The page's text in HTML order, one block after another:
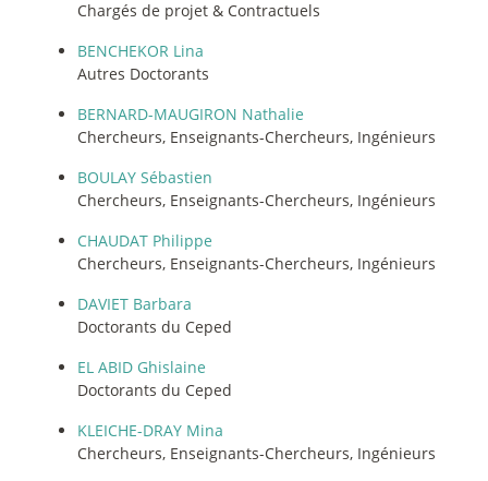
Chargés de projet & Contractuels
BENCHEKOR Lina
Autres Doctorants
BERNARD-MAUGIRON Nathalie
Chercheurs, Enseignants-Chercheurs, Ingénieurs
BOULAY Sébastien
Chercheurs, Enseignants-Chercheurs, Ingénieurs
CHAUDAT Philippe
Chercheurs, Enseignants-Chercheurs, Ingénieurs
DAVIET Barbara
Doctorants du Ceped
EL ABID Ghislaine
Doctorants du Ceped
KLEICHE-DRAY Mina
Chercheurs, Enseignants-Chercheurs, Ingénieurs